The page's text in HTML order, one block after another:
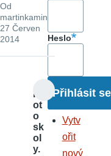
Od
martinkamin
27 Červen
2014
F
ot
o
sk
ol
y.
Heslo
Vytv
ořit
nový